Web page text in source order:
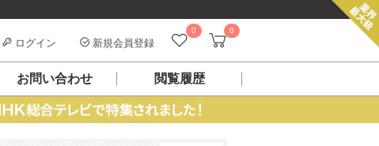
0 0
ログイン 新規会員登録
お問い合わせ 閲覧履歴